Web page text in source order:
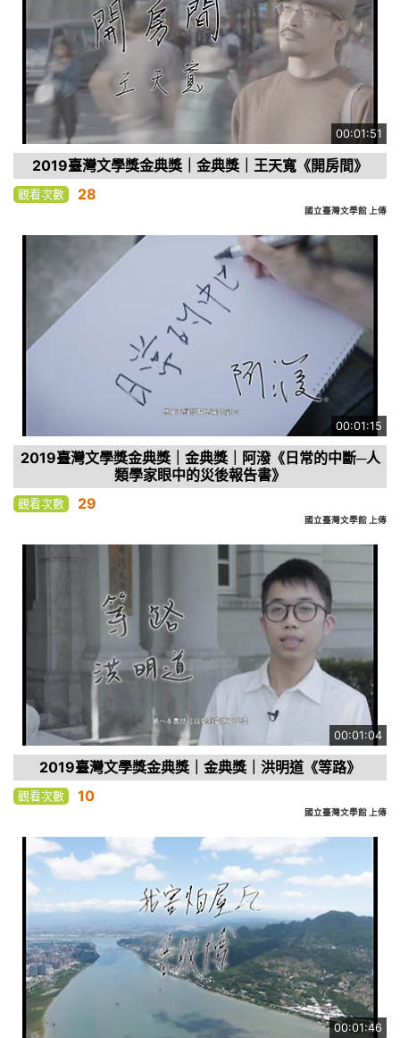
00:01:51
2019臺灣文學獎金典獎｜金典獎｜王天寬《開房間》
觀看次數 28
國立臺灣文學館 上傳
00:01:15
2019臺灣文學獎金典獎｜金典獎｜阿潑《日常的中斷─人
類學家眼中的災後報告書》
觀看次數 29
國立臺灣文學館 上傳
00:01:04
2019臺灣文學獎金典獎｜金典獎｜洪明道《等路》
觀看次數 10
國立臺灣文學館 上傳
00:01:46